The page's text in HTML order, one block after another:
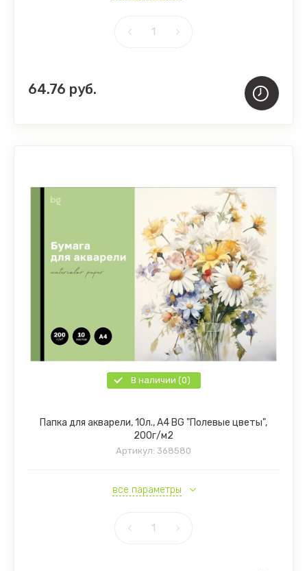
64.76 руб.
В наличии (0)
Папка для акварели, 10л., А4 BG "Полевые цветы",
200г/м2
Артикул: 368580
все параметры